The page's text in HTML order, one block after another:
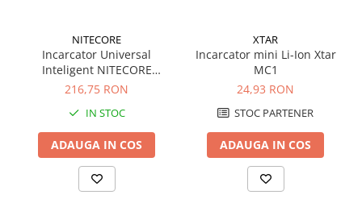
Surse UPS
UPS pentru centrale termice si
sisteme de urgenta - acumulator
UPS Calculatoare si Servere
UPS Trifazat
Stabilizatoare Tensiune
PDUs unitati de distributie a
NITECORE
Incarcator Universal
Inteligent NITECORE
Digicharger D4 fara adaptor
216,75 RON
IN STOC
ADAUGA IN COS
XTAR
Incarcator mini Li-Ion Xtar
MC1
24,93 RON
STOC PARTENER
ADAUGA IN COS